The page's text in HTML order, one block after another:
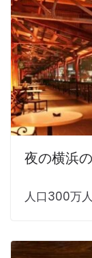
夜の横浜
人口300万